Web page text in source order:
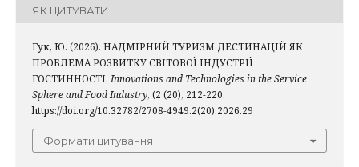
ЯК ЦИТУВАТИ
Гук, Ю. (2026). НАДМІРНИЙ ТУРИЗМ ДЕСТИНАЦІЙ ЯК
ПРОБЛЕМА РОЗВИТКУ СВІТОВОЇ ІНДУСТРІЇ
ГОСТИННОСТІ.Innovations and Technologies in the Service
Sphere and Food Industry, (2 (20), 212-220.
https://doi.org/10.32782/2708-4949.2(20).2026.29
Формати цитування